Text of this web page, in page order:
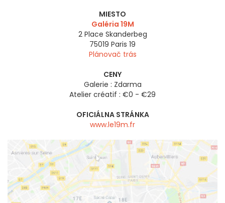
MIESTO
Galéria 19M
2 Place Skanderbeg
75019 Paris 19
Plánovač trás
CENY
Galerie : Zdarma
Atelier créatif : €0 - €29
OFICIÁLNA STRÁNKA
www.le19m.fr